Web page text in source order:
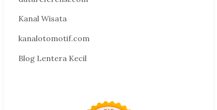
Kanal Wisata
kanalotomotif.com
Blog Lentera Kecil